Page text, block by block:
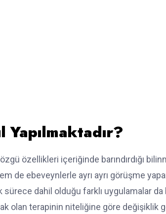
Yapılmaktadır?
özellikleri içeriğinde barındırdığı
de ebeveynlerle ayrı ayrı görüşme
dahil olduğu farklı uygulamalar da
olan terapinin niteliğine göre değişiklik